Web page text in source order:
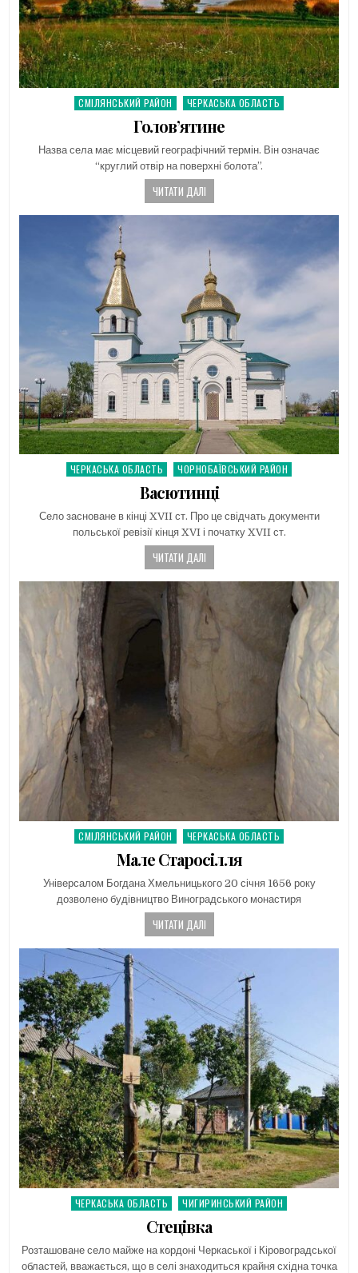
Posted
СМІЛЯНСЬКИЙ РАЙОН ЧЕРКАСЬКА ОБЛАСТЬ
Голов’ятине
Назва села має місцевий географічний термін. Він означає
“круглий отвір на поверхні болота”.
ЧИТАТИ ДАЛІ
Posted
ЧЕРКАСЬКА ОБЛАСТЬ ЧОРНОБАЇВСЬКИЙ РАЙОН
Васютинці
Село засноване в кінці XVII ст. Про це свідчать документи
польської ревізії кінця XVI і початку XVII ст.
ЧИТАТИ ДАЛІ
Posted
СМІЛЯНСЬКИЙ РАЙОН ЧЕРКАСЬКА ОБЛАСТЬ
Мале Старосілля
Універсалом Богдана Хмельницького 20 січня 1656 року
дозволено будівництво Виноградського монастиря
ЧИТАТИ ДАЛІ
Posted
ЧЕРКАСЬКА ОБЛАСТЬ ЧИГИРИНСЬКИЙ РАЙОН
Стецівка
Розташоване село майже на кордоні Черкаської і Кіровоградської
областей, вважається, що в селі знаходиться крайня східна точка